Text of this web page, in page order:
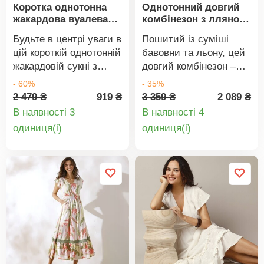
Коротка однотонна
жакардова вуалева
Будьте в центрі уваги в
цій короткій однотонній
жакардовій сукні з
вуалі. V-подібний виріз
горловини з планкою
на імітацію ґудзиків.
зібрані краї. Еластичні
плечах. Розкльошений
поділ. Можна прати в
пральній машині.
- 60%
2 479 ₴
919 ₴
В наявності 3
oдиниця(і)
Однотонний довгий
комбінезон з лляною
Пошитий із суміші
бавовни та льону, цей
довгий комбінезон –
ідеальний модний
предмет одягу для
літньої погоди.
горловини. Вирізи
плечах. Пройми реглан
з рюшем. Застібка на
ґудзики спереду.
Еластичний пояс. 2
прорізні кишені. Широкі
штанини. Можна прати
в пральній машині.
- 35%
3 359 ₴
2 089 ₴
В наявності 4
oдиниця(і)